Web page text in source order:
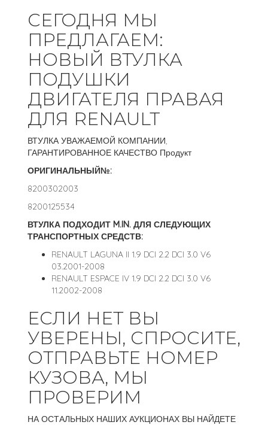
СЕГОДНЯ МЫ
ПРЕДЛАГАЕМ:
НОВЫЙ ВТУЛКА
ПОДУШКИ
ДВИГАТЕЛЯ ПРАВАЯ
ДЛЯ RENAULT
ВТУЛКА УВАЖАЕМОЙ КОМПАНИИ,
ГАРАНТИРОВАННОЕ КАЧЕСТВО Продукт
ОРИГИНАЛЬНЫЙ№:
8200302003
8200125534
ВТУЛКА ПОДХОДИТ M.IN. ДЛЯ СЛЕДУЮЩИХ
ТРАНСПОРТНЫХ СРЕДСТВ:
RENAULT LAGUNA II 1.9 DCI 2.2 DCI 3.0 V6
03.2001-2008
RENAULT ESPACE IV 1.9 DCI 2.2 DCI 3.0 V6
11.2002-2008
ЕСЛИ НЕТ ВЫ
УВЕРЕНЫ, СПРОСИТЕ,
ОТПРАВЬТЕ НОМЕР
КУЗОВА, МЫ
ПРОВЕРИМ
НА ОСТАЛЬНЫХ НАШИХ АУКЦИОНАХ ВЫ НАЙДЕТЕ